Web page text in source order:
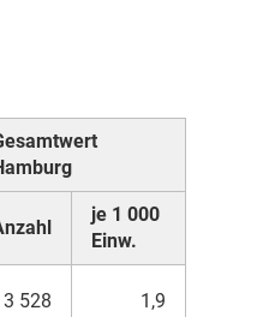
je 1 000
Einw.
3 528 1,9